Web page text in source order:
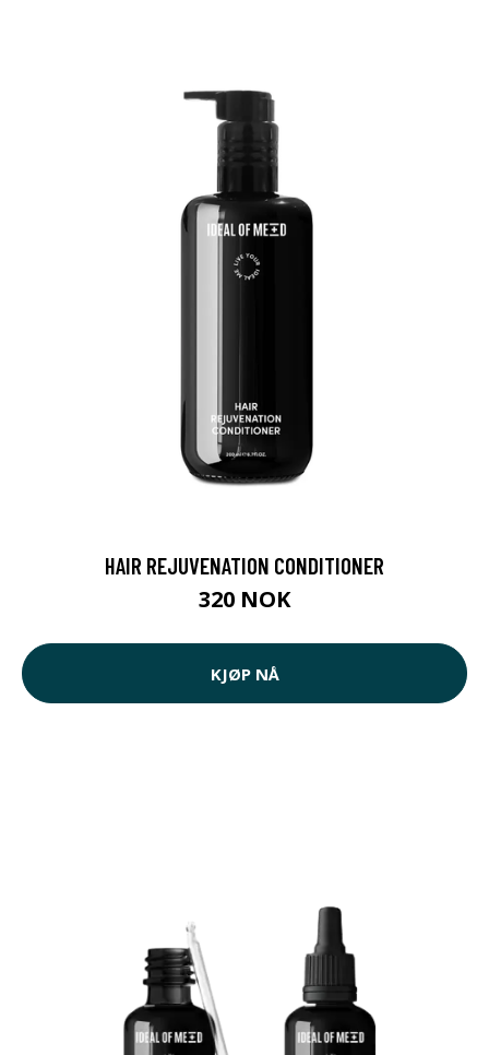
HAIR REJUVENATION CONDITIONER
320 NOK
KJØP NÅ